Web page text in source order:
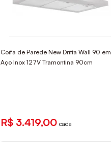
Coifa de Parede New Dritta Wall 90 em
Aço Inox 127V Tramontina 90cm
R$ 3.419,00 cada